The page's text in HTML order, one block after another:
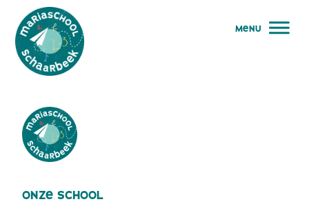
Maria School Schaarbeek
menu
welkom
verhaal
maria school schaarbeek
menu
onze school